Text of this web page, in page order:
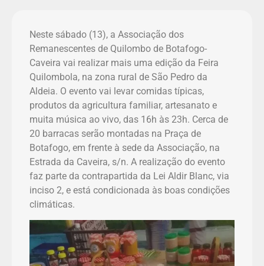
Neste sábado (13), a Associação dos
Remanescentes de Quilombo de Botafogo-
Caveira vai realizar mais uma edição da Feira
Quilombola, na zona rural de São Pedro da
Aldeia. O evento vai levar comidas típicas,
produtos da agricultura familiar, artesanato e
muita música ao vivo, das 16h às 23h. Cerca de
20 barracas serão montadas na Praça de
Botafogo, em frente à sede da Associação, na
Estrada da Caveira, s/n. A realização do evento
faz parte da contrapartida da Lei Aldir Blanc, via
inciso 2, e está condicionada às boas condições
climáticas.